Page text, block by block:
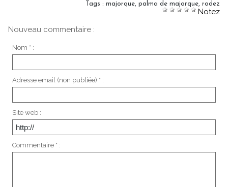
Tags : majorque, palma de majorque, rodez
Notez
Nouveau commentaire :
Nom * :
Adresse email (non publiée) * :
Site web :
Commentaire * :